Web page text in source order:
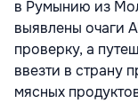
в Румынию из
выявлены очаги
проверку, а
ввезти в страну
мясных